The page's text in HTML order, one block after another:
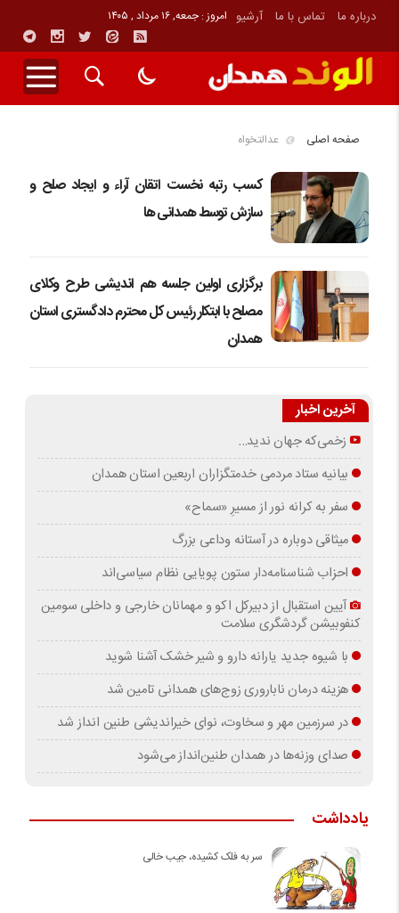
درباره ما تماس با ما آرشیو امروز : جمعه, ۱۶ مرداد , ۱۴۰۵
صفحه اصلی عدالتخواه
کسب رتبه نخست اتقان آراء و ایجاد صلح و
سازش توسط همدانی ها
برگزاری اولین جلسه هم اندیشی طرح وکلای
مصلح با ابتکار رئیس کل محترم دادگستری استان
همدان
آخرین اخبار
زخمی‌که جهان ندید…
بیانیه ستاد مردمی خدمتگزاران اربعین استان همدان
سفر به کرانه‌ نور از مسیرِ «سماح»
میثاقی دوباره در آستانه‌ وداعی بزرگ
احزاب شناسنامه‌دار ستون پویایی نظام سیاسی‌اند
آیین استقبال از دبیرکل اکو و مهمانان خارجی و داخلی سومین
کنفوبیشن گردشگری سلامت
با شیوه جدید یارانه دارو و شیر خشک آشنا شوید
هزینه درمان ناباروری زوج‌های همدانی تامین شد
در سرزمین مهر و سخاوت، نوای خیراندیشی طنین انداز شد
صدای وزنه‌ها در همدان طنین‌انداز می‌شود
یادداشت
سر به فلک کشیده، جیب خالی